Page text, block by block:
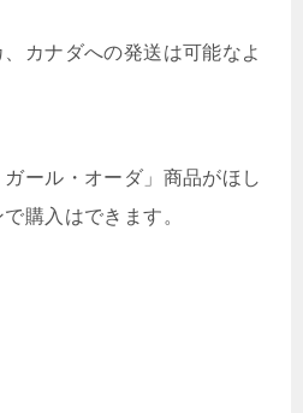
カナダへの発送は可能なよ
ール・オーダ」商品がほし
購入はできます。